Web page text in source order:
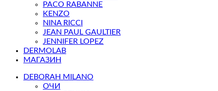
PACO RABANNE
KENZO
NINA RICCI
JEAN PAUL GAULTIER
JENNIFER LOPEZ
DERMOLAB
МАГАЗИН
DEBORAH MILANO
ОЧИ